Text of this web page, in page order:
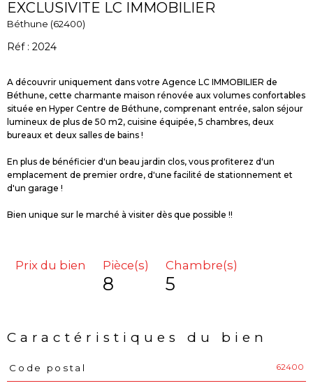
EXCLUSIVITE LC IMMOBILIER
Béthune (62400)
Réf : 2024
A découvrir uniquement dans votre Agence LC IMMOBILIER de
Béthune, cette charmante maison rénovée aux volumes confortables
située en Hyper Centre de Béthune, comprenant entrée, salon séjour
lumineux de plus de 50 m2, cuisine équipée, 5 chambres, deux
bureaux et deux salles de bains !
En plus de bénéficier d'un beau jardin clos, vous profiterez d'un
emplacement de premier ordre, d'une facilité de stationnement et
d'un garage !
Bien unique sur le marché à visiter dès que possible !!
Prix du bien Pièce(s)
8
Chambre(s)
5
Caractéristiques du bien
Caractéristiques Valeurs
Code postal 62400